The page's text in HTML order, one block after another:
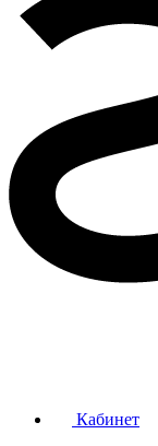
Кабинет